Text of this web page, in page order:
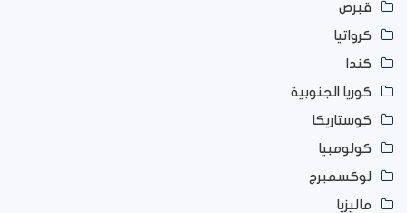
قبرص
كرواتيا
كندا
كوريا الجنوبية
كوستاريكا
كولومبيا
لوكسمبرج
ماليزيا